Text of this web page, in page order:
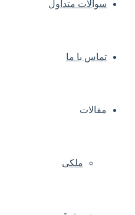
سوالات متداول
تماس با ما
مقالات
ملکی